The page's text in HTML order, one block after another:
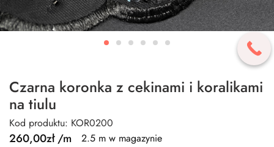
Czarna koronka z cekinami i koralikami
na tiulu
Kod produktu: KOR0200
260,00zł/m
2.5 m w magazynie